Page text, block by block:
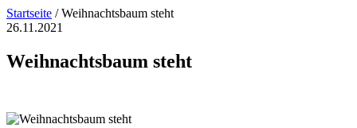
Startseite /Weihnachtsbaum steht
26.11.2021
Weihnachtsbaum steht